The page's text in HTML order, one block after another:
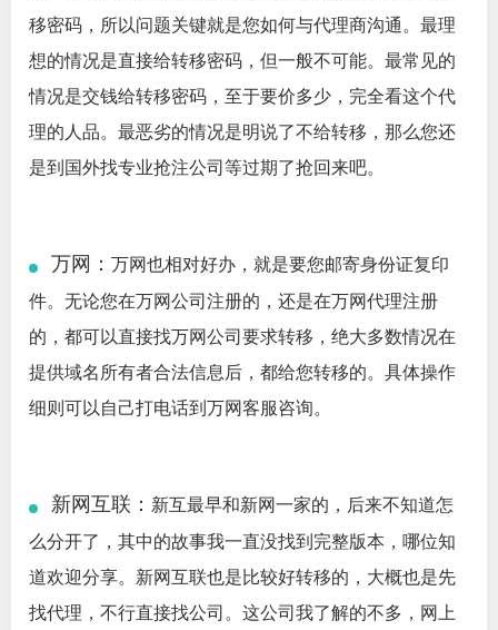
移密码，所以问题关键就是您如何与代理商沟通。最理
想的情况是直接给转移密码，但一般不可能。最常见的
情况是交钱给转移密码，至于要价多少，完全看这个代
理的人品。最恶劣的情况是明说了不给转移，那么您还
是到国外找专业抢注公司等过期了抢回来吧。
万网： 万网也相对好办，就是要您邮寄身份证复印
件。无论您在万网公司注册的，还是在万网代理注册
的，都可以直接找万网公司要求转移，绝大多数情况在
提供域名所有者合法信息后，都给您转移的。具体操作
细则可以自己打电话到万网客服咨询。
新网互联： 新互最早和新网一家的，后来不知道怎
么分开了，其中的故事我一直没找到完整版本，哪位知
道欢迎分享。新网互联也是比较好转移的，大概也是先
找代理，不行直接找公司。这公司我了解的不多，网上